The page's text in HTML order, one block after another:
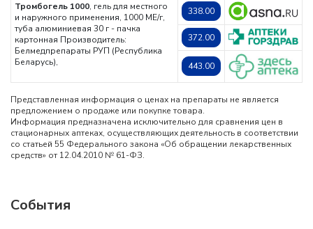
Тромбогель 1000, гель для местного
и наружного применения, 1000 МЕ/г,
туба алюминиевая 30 г - пачка
картонная Производитель:
Белмедпрепараты РУП (Республика
Беларусь),
338.00
372.00
443.00
Представленная информация о ценах на препараты не является
предложением о продаже или покупке товара.
Информация предназначена исключительно для сравнения цен в
стационарных аптеках, осуществляющих деятельность в соответствии
со статьей 55 Федерального закона «Об обращении лекарственных
средств» от 12.04.2010 № 61-ФЗ.
События